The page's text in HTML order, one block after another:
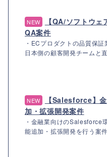
NEW
【QA/ソフトウ
QA案件
・ECプロダクトの品質保
日本側の顧客開発チームと
NEW
【Salesforce】
加・拡張開発案件
・金融業向けのSalesforce
能追加・拡張開発を行う案